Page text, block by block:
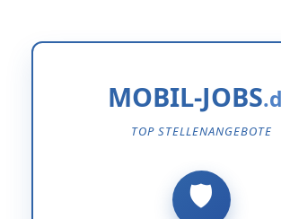
MOBIL-JOBS
TOP STELLENANGEBOTE